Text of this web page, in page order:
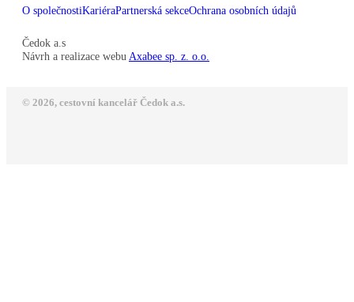
O společnostiKariéraPartnerská sekceOchrana osobních údajů
Čedok a.s
Návrh a realizace webu Axabee sp. z. o.o.
© 2026, cestovní kancelář Čedok a.s.